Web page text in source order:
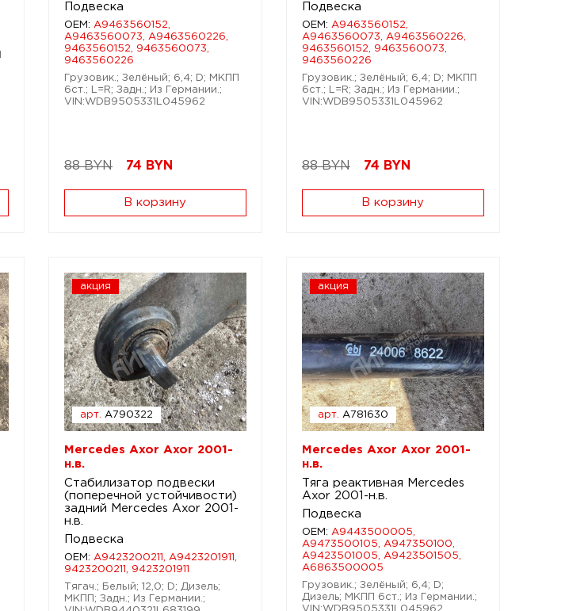
Подвеска
OEM: A9463560152,
A9463560073, A9463560226,
9463560152, 9463560073,
9463560226
Грузовик.; Зелёный; 6,4; D; МКПП
6ст.; L=R; Задн.; Из Германии.;
VIN:WDB9505331L045962
88 BYN 74 BYN
В корзину
Подвеска
OEM: A9463560152,
A9463560073, A9463560226,
9463560152, 9463560073,
9463560226
Грузовик.; Зелёный; 6,4; D; МКПП
6ст.; L=R; Задн.; Из Германии.;
VIN:WDB9505331L045962
88 BYN 74 BYN
В корзину
акция
арт. A790322
Mercedes Axor Axor 2001-
н.в.
Стабилизатор подвески
(поперечной устойчивости)
задний Mercedes Axor 2001-
н.в.
Подвеска
OEM: A9423200211, A9423201911,
9423200211, 9423201911
Тягач.; Белый; 12,0; D; Дизель;
МКПП; Задн.; Из Германии.;
акция
арт. A781630
Mercedes Axor Axor 2001-
н.в.
Тяга реактивная Mercedes
Axor 2001-н.в.
Подвеска
OEM: A9443500005,
A9473500105, A947350100,
A9423501005, A9423501505,
A6863500005
Грузовик.; Зелёный; 6,4; D;
Дизель; МКПП 6ст.; Из Германии.;
VIN:WDB9505331L045962